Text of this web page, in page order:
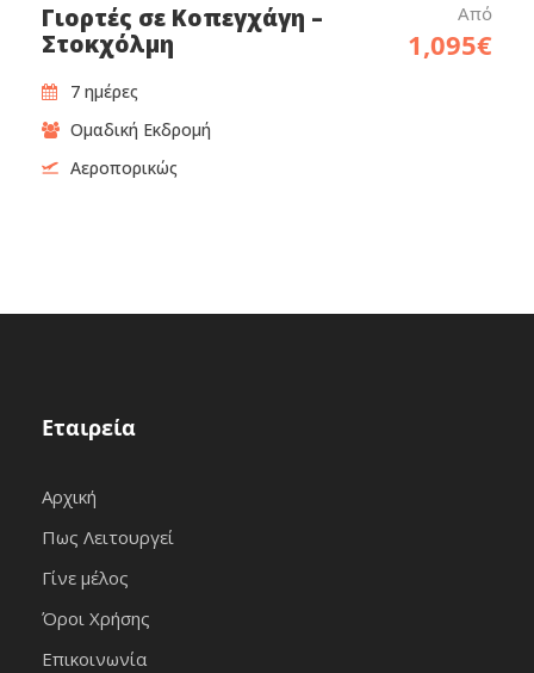
Γιορτές σε Κοπεγχάγη –
Στοκχόλμη
Από
1,095€
7 ημέρες
Ομαδική Εκδρομή
Αεροπορικώς
Εταιρεία
Αρχική
Πως Λειτουργεί
Γίνε μέλος
Όροι Χρήσης
Επικοινωνία